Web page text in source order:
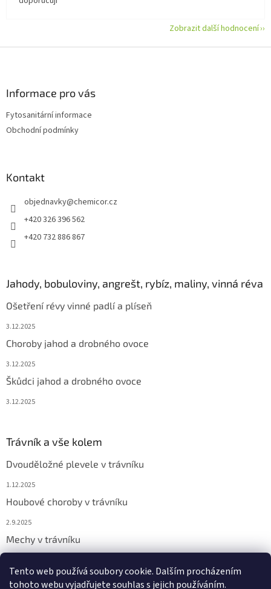
Tento web používá soubory cookie. Dalším procházením
tohoto webu vyjadřujete souhlas s jejich používáním.
Zobrazit další hodnocení
Informace pro vás
Fytosanitární informace
Obchodní podmínky
Kontakt
objednavky@chemicor.cz
+420 326 396 562
+420 732 886 867
Jahody, bobuloviny, angrešt, rybíz, maliny, vinná réva
Ošetření révy vinné padlí a plíseň
3.12.2025
Choroby jahod a drobného ovoce
3.12.2025
Škůdci jahod a drobného ovoce
3.12.2025
Trávník a vše kolem
Dvouděložné plevele v trávníku
1.12.2025
Houbové choroby v trávníku
2.9.2025
Mechy v trávníku